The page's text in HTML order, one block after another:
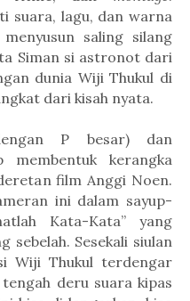
suara, lagu, dan warna
saling silang
Siman si astronot dari
dunia Wiji Thukul di
dari kisah nyata.
P besar) dan
membentuk kerangka
film Anggi Noen.
ini dalam sayup-
Kata-Kata” yang
sebelah. Sesekali siulan
Wiji Thukul terdengar
deru suara kipas